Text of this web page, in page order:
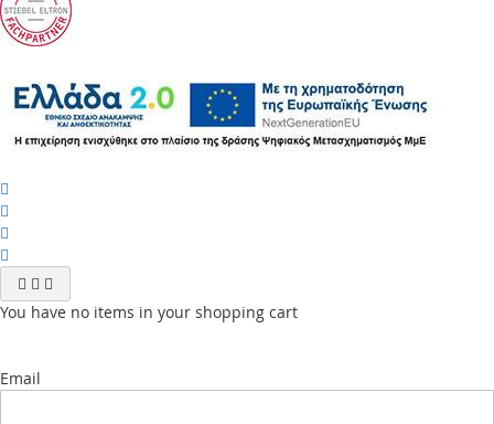
You have no items in your shopping cart
Email